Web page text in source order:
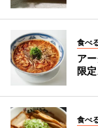
食べ
ア
限
食べ